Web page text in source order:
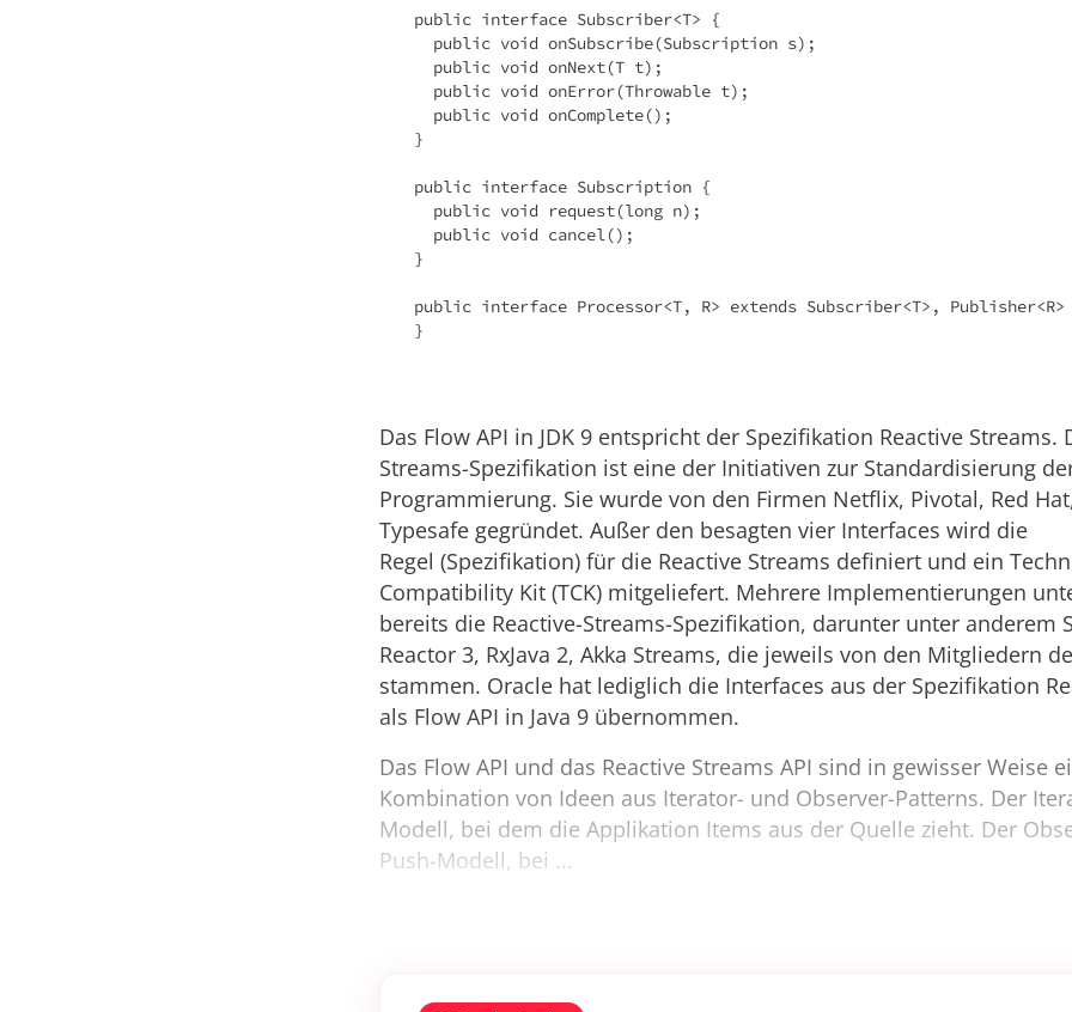
public interface Subscriber<T> {
}
public interface Subscription {
}
public interface Processor<T, R> extends Subscriber<T>,
}
Das Flow API in JDK 9 entspricht der Spezifikation Reactive Streams.
Streams-Spezifikation ist eine der Initiativen zur Standardisierung
Programmierung. Sie wurde von den Firmen Netflix, Pivotal, Red
Typesafe gegründet. Außer den besagten vier Interfaces wird die
Regel (Spezifikation) für die Reactive Streams definiert und ein
Compatibility Kit (TCK) mitgeliefert. Mehrere Implementierungen
bereits die Reactive-Streams-Spezifikation, darunter unter anderem
Reactor 3, RxJava 2, Akka Streams, die jeweils von den Mitgliedern
stammen. Oracle hat lediglich die Interfaces aus der Spezifikation
als Flow API in Java 9 übernommen.
Das Flow API und das Reactive Streams API sind in gewisser Weise
Kombination von Ideen aus Iterator- und Observer-Patterns. Der
Modell, bei dem die Applikation Items aus der Quelle zieht. Der
Push-Modell, bei ...